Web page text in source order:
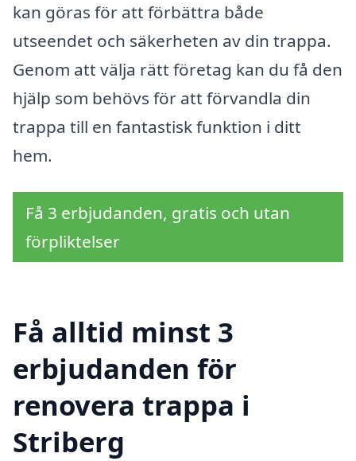
kan göras för att förbättra både
utseendet och säkerheten av din trappa.
Genom att välja rätt företag kan du få den
hjälp som behövs för att förvandla din
trappa till en fantastisk funktion i ditt
hem.
Få 3 erbjudanden, gratis och utan
förpliktelser
Få alltid minst 3
erbjudanden för
renovera trappa i
Striberg